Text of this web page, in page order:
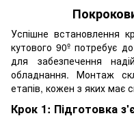
Успішне встановлення
кутового 90º потребує
для забезпечення
обладнання. Монтаж
етапів, кожен з яких має
Крок 1: Підготовка